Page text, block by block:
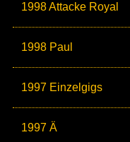
1998 Attacke Royal
1998 Paul
1997 Einzelgigs
1997 Ä